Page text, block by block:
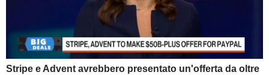
Stripe e Advent avrebbero presentato un'offerta da oltre